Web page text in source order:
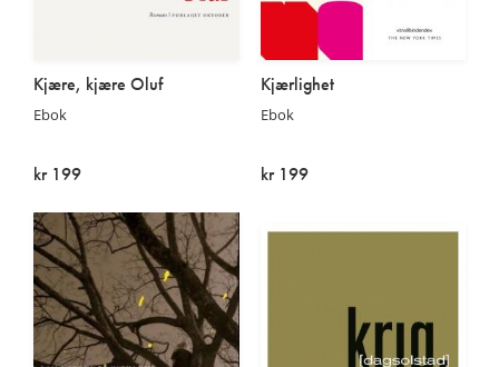
Kjære, kjære Oluf
Ebok
kr 199
Kjærlighet
Ebok
kr 199